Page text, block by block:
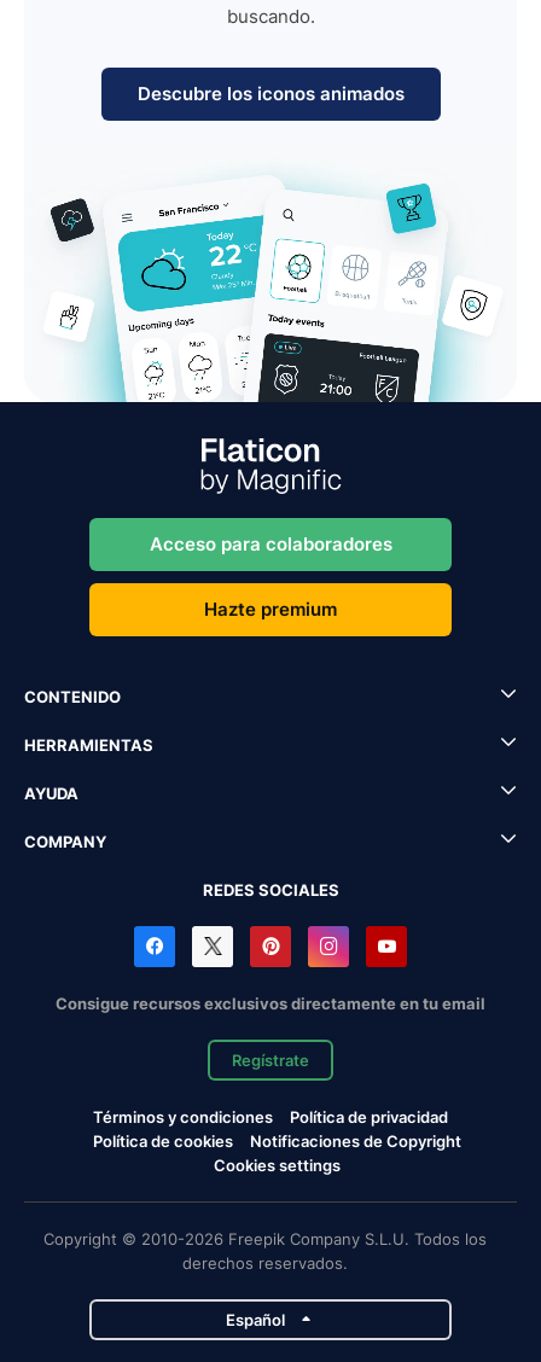
buscando.
Descubre los iconos animados
Acceso para colaboradores
Hazte premium
CONTENIDO
HERRAMIENTAS
AYUDA
COMPANY
REDES SOCIALES
Consigue recursos exclusivos directamente en tu email
Regístrate
Términos y condiciones
Política de privacidad
Política de cookies
Notificaciones de Copyright
Cookies settings
Copyright © 2010-2026 Freepik Company S.L.U. Todos los
derechos reservados.
Español